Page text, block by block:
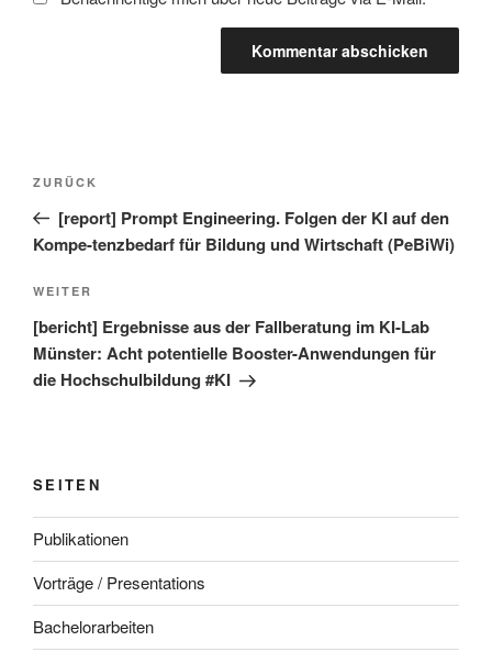
Beitragsnavigation
Vorheriger
Beitrag
ZURÜCK
[report] Prompt Engineering. Folgen der KI auf den
Kompe-tenzbedarf für Bildung und Wirtschaft (PeBiWi)
Nächster
Beitrag
WEITER
[bericht] Ergebnisse aus der Fallberatung im KI-Lab
Münster: Acht potentielle Booster-Anwendungen für
die Hochschulbildung #KI
SEITEN
Publikationen
Vorträge / Presentations
Bachelorarbeiten